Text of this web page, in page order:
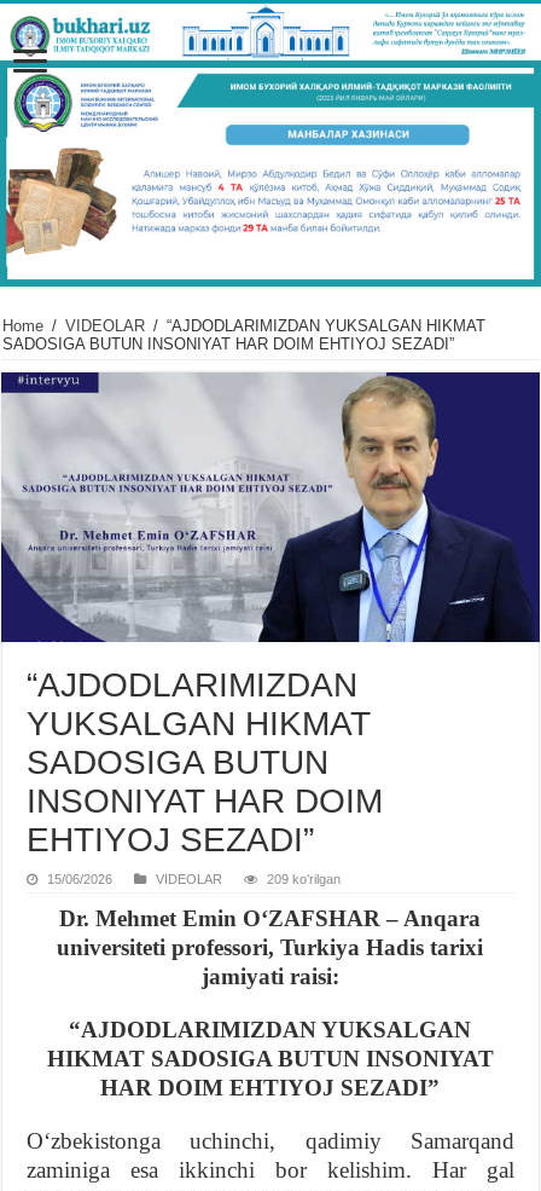
Home / VIDЕOLAR / “AJDODLARIMIZDAN YUKSALGAN HIKMAT
SADOSIGA BUTUN INSONIYAT HAR DOIM EHTIYOJ SEZADI”
“AJDODLARIMIZDAN
YUKSALGAN HIKMAT
SADOSIGA BUTUN
INSONIYAT HAR DOIM
EHTIYOJ SEZADI”
15/06/2026 VIDЕOLAR 209 koʻrilgan
Dr. Mehmet Emin OʻZAFSHAR – Anqara
universiteti professori, Turkiya Hadis tarixi
jamiyati raisi:
“AJDODLARIMIZDAN YUKSALGAN
HIKMAT SADOSIGA BUTUN INSONIYAT
HAR DOIM EHTIYOJ SEZADI”
Oʻzbekistonga uchinchi, qadimiy Samarqand
zaminiga esa ikkinchi bor kelishim. Har gal